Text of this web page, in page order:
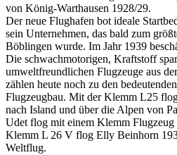
von König-Warthausen 1928/29.
Der neue Flughafen bot ideale
sein Unternehmen, das bald zum
Böblingen wurde. Im Jahr 1939
Die schwachmotorigen, Kraftstoff
umweltfreundlichen Flugzeuge aus
zählen heute noch zu den
Flugzeugbau. Mit der Klemm L25
nach Island und über die Alpen von
Udet flog mit einem Klemm
Klemm L 26 V flog Elly Beinhorn
Weltflug.